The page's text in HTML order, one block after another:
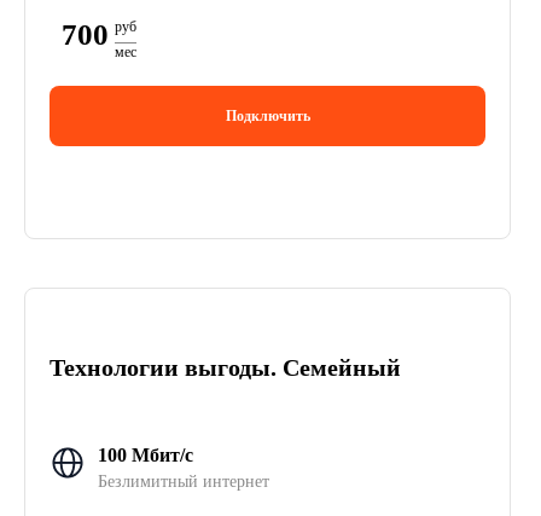
700 руб
мес
Подключить
Технологии выгоды. Семейный
100 Мбит/с
Безлимитный интернет